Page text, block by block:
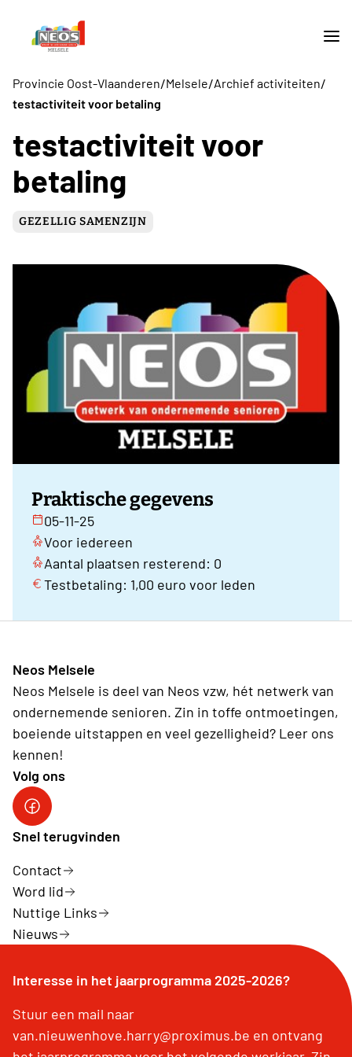
Provincie Oost-Vlaanderen/Melsele/Archief activiteiten/
testactiviteit voor betaling
testactiviteit voor
betaling
GEZELLIG SAMENZIJN
Praktische gegevens
05-11-25
Voor iedereen
Aantal plaatsen resterend: 0
Testbetaling: 1,00 euro voor leden
Neos Melsele
Neos Melsele is deel van Neos vzw, hét netwerk van
ondernemende senioren. Zin in toffe ontmoetingen,
boeiende uitstappen en veel gezelligheid? Leer ons
kennen!
Volg ons
Snel terugvinden
Contact
Word lid
Nuttige Links
Nieuws
Interesse in het jaarprogramma 2025-2026?
Stuur een mail naar
van.nieuwenhove.harry@proximus.be en ontvang